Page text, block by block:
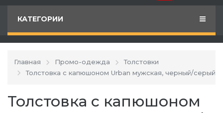
КАТЕГОРИИ
Главная Промо-одежда
Толстовки
Толстовка с капюшоном Urban мужская, черный/серый
Толстовка с капюшоном